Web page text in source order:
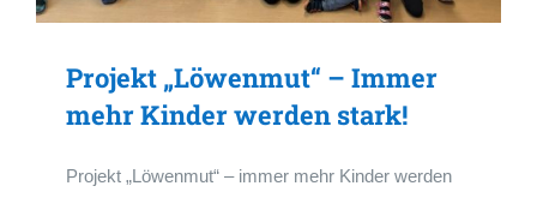
Projekt „Löwenmut“ – Immer
mehr Kinder werden stark!
Projekt „Löwenmut“ – immer mehr Kinder werden